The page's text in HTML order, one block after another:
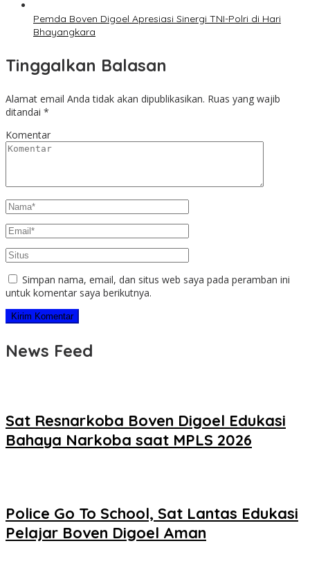
Pemda Boven Digoel Apresiasi Sinergi TNI-Polri di Hari
Bhayangkara
Tinggalkan Balasan
Alamat email Anda tidak akan dipublikasikan. Ruas yang wajib
ditandai *
Komentar
Simpan nama, email, dan situs web saya pada peramban ini
untuk komentar saya berikutnya.
News Feed
Sat Resnarkoba Boven Digoel Edukasi
Bahaya Narkoba saat MPLS 2026
Police Go To School, Sat Lantas Edukasi
Pelajar Boven Digoel Aman